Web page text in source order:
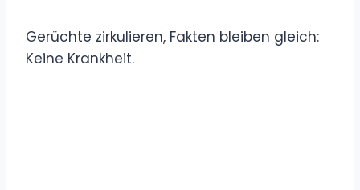
Gerüchte zirkulieren, Fakten bleiben gleich:
Keine Krankheit.